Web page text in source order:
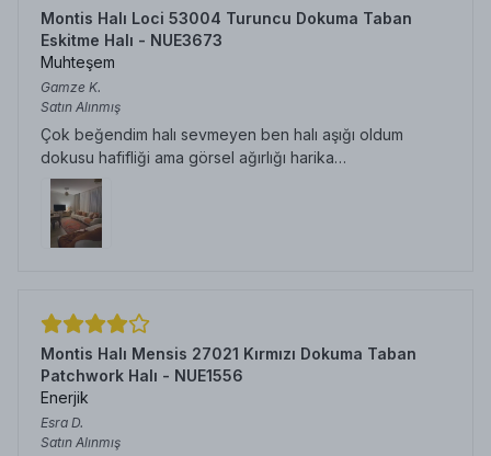
Montis Halı Loci 53004 Turuncu Dokuma Taban
Eskitme Halı - NUE3673
Muhteşem
Gamze K.
Satın Alınmış
Çok beğendim halı sevmeyen ben halı aşığı oldum
dokusu hafifliği ama görsel ağırlığı harika…
Montis Halı Mensis 27021 Kırmızı Dokuma Taban
Patchwork Halı - NUE1556
Enerjik
Esra D.
Satın Alınmış